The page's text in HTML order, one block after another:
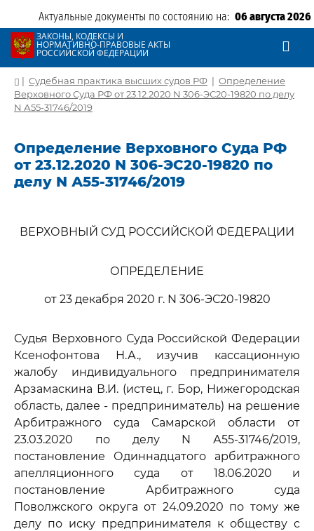
Актуальные документы по состоянию на: 06 августа 2026
ЗАКОНЫ, КОДЕКСЫ И
НОРМАТИВНО-ПРАВОВЫЕ АКТЫ
РОССИЙСКОЙ ФЕДЕРАЦИИ
| Судебная практика высших судов РФ | Определение
Верховного Суда РФ от 23.12.2020 N 306-ЭС20-19820 по делу
N А55-31746/2019
Определение Верховного Суда РФ
от 23.12.2020 N 306-ЭС20-19820 по
делу N А55-31746/2019
ВЕРХОВНЫЙ СУД РОССИЙСКОЙ ФЕДЕРАЦИИ
ОПРЕДЕЛЕНИЕ
от 23 декабря 2020 г. N 306-ЭС20-19820
Судья Верховного Суда Российской Федерации
Ксенофонтова Н.А., изучив кассационную
жалобу индивидуального предпринимателя
Арзамаскина В.И. (истец, г. Бор, Нижегородская
область, далее - предприниматель) на решение
Арбитражного суда Самарской области от
23.03.2020 по делу N А55-31746/2019,
постановление Одиннадцатого арбитражного
апелляционного суда от 18.06.2020 и
постановление Арбитражного суда
Поволжского округа от 24.09.2020 по тому же
делу по иску предпринимателя к обществу с